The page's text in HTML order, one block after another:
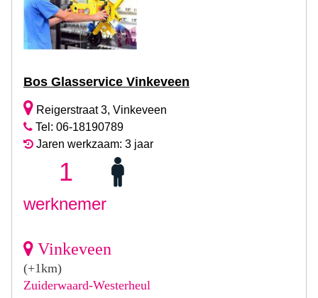
Bos Glasservice Vinkeveen
Reigerstraat 3, Vinkeveen
Tel: 06-18190789
Jaren werkzaam: 3 jaar
1
werknemer
Vinkeveen
(+1km)
Zuiderwaard-Westerheul